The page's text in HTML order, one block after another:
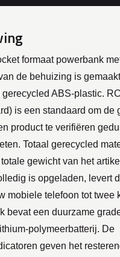
formaat powerbank
de behuizing is
ABS-plastic.
is een standaard om de
product te verifiëren
Totaal gerecycled
gewicht van het
is opgeladen, levert
mobiele telefoon tot twee
bevat een duurzame
polymeerbatterij. De
geven het